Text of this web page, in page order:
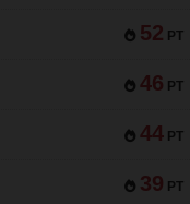
52 PT
46 PT
44 PT
39 PT